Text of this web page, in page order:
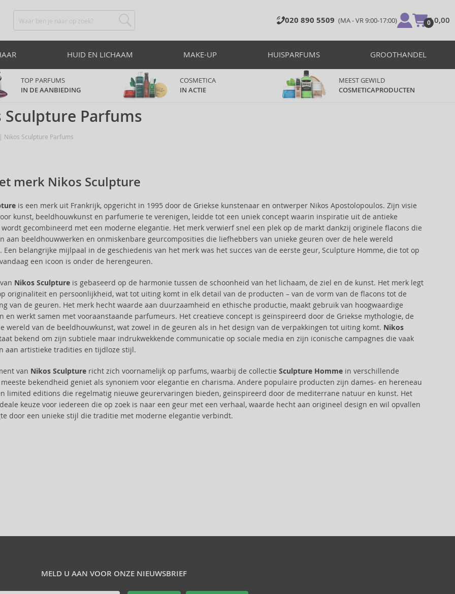
020 890 5509 (MA - VR 9:00-17:00) 0
€ 0,00
HUID EN LICHAAM MAKE-UP HUISPARFUMS GROOTHANDEL
TOP PARFUMS
IN DE AANBIEDING
COSMETICA
IN ACTIE
MEEST GEWILD
COSMETICAPRODUCTEN
Sculpture Parfums
Nikos Sculpture Parfums
merk Nikos Sculpture
is een merk uit Frankrijk, opgericht in 1995 door de Griekse kunstenaar en ontwerper Nikos Apostolopoulos. Zijn visie
kunst, beeldhouwkunst en parfumerie te verenigen, leidde tot een uniek concept waarin inspiratie uit de antieke
gecombineerd met een moderne elegantie. Het merk verwierf snel een plek op de markt dankzij originele flacons die
aan beeldhouwwerken en onmiskenbare geurcomposities die liefhebbers van unieke geuren over de hele wereld
Een belangrijke mijlpaal in de geschiedenis van het merk was het succes van de eerste geur, Sculpture Homme, die tot op
een icoon is onder de herengeuren.
Nikos Sculptureis gebaseerd op de harmonie tussen de schoonheid van het lichaam, de ziel en de kunst. Het merk legt
originaliteit en persoonlijkheid, wat tot uiting komt in elk detail van de producten – van de vorm van de flacons tot de
van de geuren. Het merk hecht waarde aan duurzaamheid en ethische productie, maakt gebruik van hoogwaardige
en werkt samen met vooraanstaande parfumeurs. Het creatieve concept is geïnspireerd door de Griekse mythologie, de
wereld van de beeldhouwkunst, wat zowel in de geuren als in het design van de verpakkingen tot uiting komt. Nikos
bekend om zijn subtiele maar indrukwekkende communicatie op sociale media en zijn iconische campagnes die vaak
aan artistieke tradities en tijdloze stijl.
van Nikos Sculpturericht zich voornamelijk op parfums, waarbij de collectie Sculpture Hommein verschillende
bekendheid geniet als synoniem voor elegantie en charisma. Andere populaire producten zijn dames- en hereneau
limited editions die regelmatig nieuwe geurervaringen bieden, geïnspireerd door de mediterrane natuur en kunst. Het
keuze voor iedereen die op zoek is naar een geur met een verhaal, waarde hecht aan origineel design en wil opvallen
door een unieke stijl die traditie met moderne elegantie verbindt.
MELD U AAN VOOR ONZE NIEUWSBRIEF